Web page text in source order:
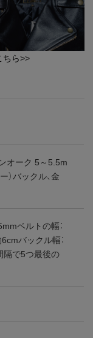
ちら>>
オーク 5～5.5m
）バックル、金
ベルトの幅：
バックル幅：
隔で5つ最後の